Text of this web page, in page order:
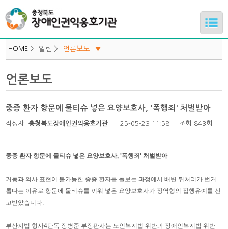
하위메뉴
하위메뉴
하위메뉴
HOME > 알림 > 언론보도 ▼
기관일정
언론보도
중증 환자 항문에 물티슈 넣은 요양보호사, '폭행죄' 처벌받아
작성자 충청북도장애인권익옹호기관 25-05-23 11:58 조회 843회
중증 환자 항문에 물티슈 넣은 요양보호사, '폭행죄' 처벌받아
거동과 의사 표현이 불가능한 중증 환자를 돌보는 과정에서 배변 뒤처리가 번거
롭다는 이유로 항문에 물티슈를 끼워 넣은 요양보호사가 징역형의 집행유예를 선
고받았습니다.
부산지법 형사4단독 장병준 부장판사는 노인복지법 위반과 장애인복지법 위반